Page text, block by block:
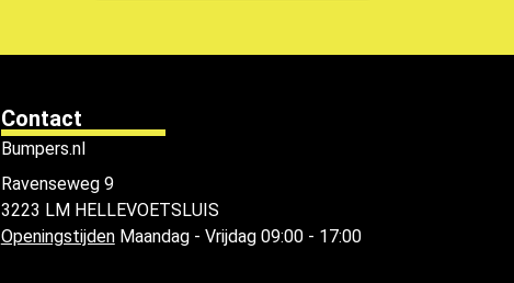
Contact
Bumpers.nl
Ravenseweg 9
3223 LM HELLEVOETSLUIS
OpeningstijdenMaandag - Vrijdag 09:00 - 17:00